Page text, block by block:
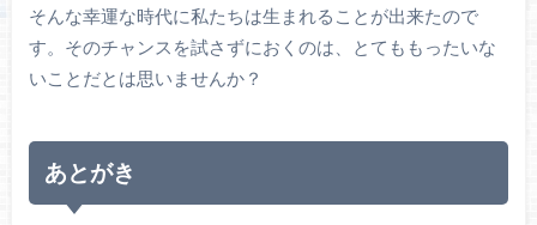
そんな幸運な時代に私たちは生まれることが出来たので
す。そのチャンスを試さずにおくのは、とてももったいな
いことだとは思いませんか？
あとがき